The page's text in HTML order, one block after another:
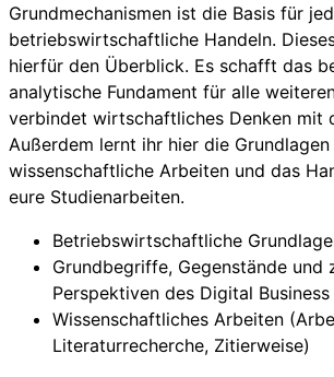
Grundmechanismen ist die Basis für
betriebswirtschaftliche Handeln.
hierfür den Überblick. Es schafft das
analytische Fundament für alle
verbindet wirtschaftliches Denken mit
Außerdem lernt ihr hier die
wissenschaftliche Arbeiten und das
eure Studienarbeiten.
Betriebswirtschaftliche
Grundbegriffe, Gegenstände und
Perspektiven des Digital Business
Wissenschaftliches Arbeiten
Literaturrecherche, Zitierweise)